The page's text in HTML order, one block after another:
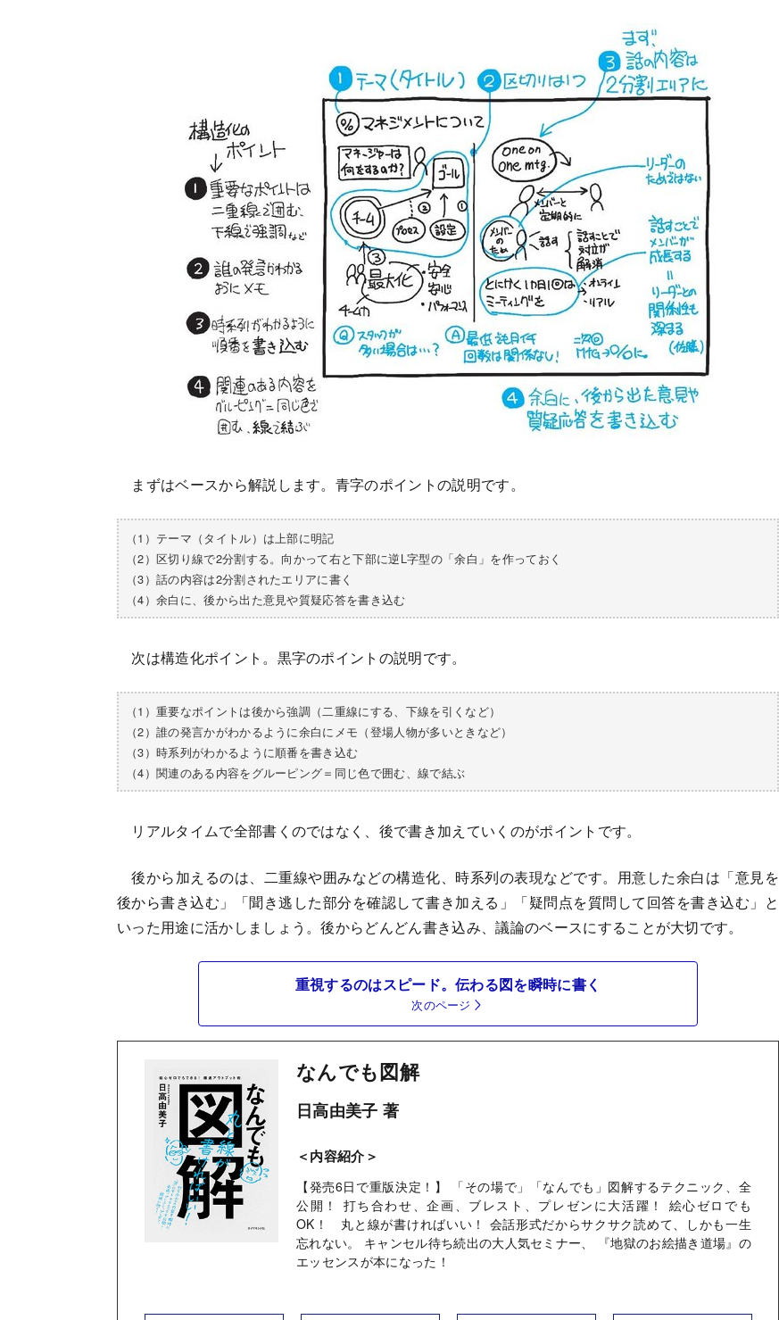
まずはベースから解説します。青字のポイントの説明です。
（1）テーマ（タイトル）は上部に明記
（2）区切り線で2分割する。向かって右と下部に逆L字型の「余白」を作っておく
（3）話の内容は2分割されたエリアに書く
（4）余白に、後から出た意見や質疑応答を書き込む
次は構造化ポイント。黒字のポイントの説明です。
（1）重要なポイントは後から強調（二重線にする、下線を引くなど）
（2）誰の発言かがわかるように余白にメモ（登場人物が多いときなど）
（3）時系列がわかるように順番を書き込む
（4）関連のある内容をグルーピング＝同じ色で囲む、線で結ぶ
リアルタイムで全部書くのではなく、後で書き加えていくのがポイントです。
後から加えるのは、二重線や囲みなどの構造化、時系列の表現などです。用意した余白は「意見を
後から書き込む」「聞き逃した部分を確認して書き加える」「疑問点を質問して回答を書き込む」と
いった用途に活かしましょう。後からどんどん書き込み、議論のベースにすることが大切です。
重視するのはスピード。伝わる図を瞬時に書く
次のページ
なんでも図解
日高由美子 著
＜内容紹介＞
【発売6日で重版決定！】 「その場で」「なんでも」図解するテクニック、全
公開！ 打ち合わせ、企画、ブレスト、プレゼンに大活躍！ 絵心ゼロでも
OK！ 丸と線が書ければいい！ 会話形式だからサクサク読めて、しかも一生
忘れない。 キャンセル待ち続出の大人気セミナー、 『地獄のお絵描き道場』の
エッセンスが本になった！